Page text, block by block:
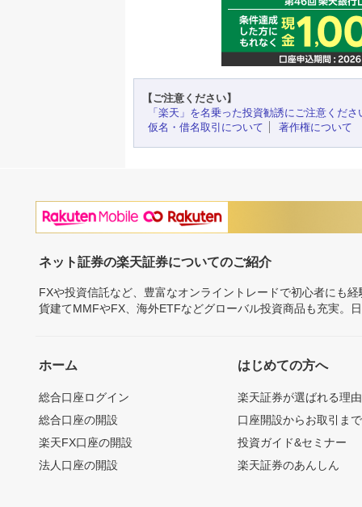
【ご注意ください】
「楽天」を名乗った投資勧誘にご注意くださ
仮名・借名取引について
著作権について
ネット証券の楽天証券についてのご紹介
FXや投資信託など、豊富なオンライントレードで初心者にも
貨建てMMFやFX、海外ETFなどグローバル投資商品も充実。
ホーム
総合口座ログイン
総合口座の開設
楽天FX口座の開設
法人口座の開設
はじめての方へ
楽天証券が選ばれる理由
口座開設からお取引ま
投資ガイド&セミナー
楽天証券のあんしん